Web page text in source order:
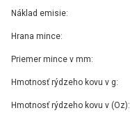
Náklad emisie:
Hrana mince:
Priemer mince v mm:
Hmotnosť rýdzeho kovu v g:
Hmotnosť rýdzeho kovu v (Oz):